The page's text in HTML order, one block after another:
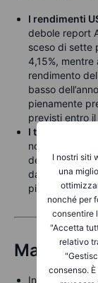
I nostri siti
una
nonché per
consentire
"Accetta
relativo
consenso.
I rendimenti
debole report
sceso di sette
4,15%,
rendimento
basso
pienamente
previsti entro
I titoli di Stato
nonostante i
decennale è
da tre
più basso da
Materie
In attesa del